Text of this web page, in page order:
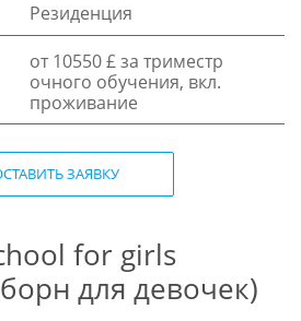
Резиденция
от 10550 £ за триместр
очного обучения, вкл.
проживание
ЗАЯВКУ
for girls
для девочек)